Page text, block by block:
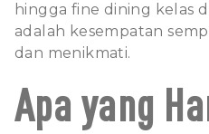
hingga fine dining kelas
adalah kesempatan
dan menikmati.
Apa yang